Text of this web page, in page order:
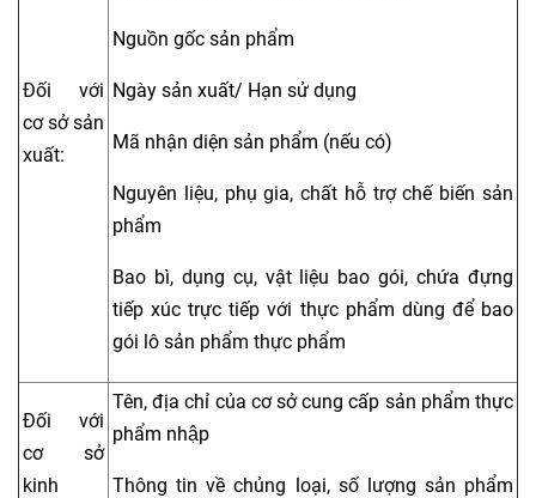
Đối với
cơ sở sản
xuất:
Nguồn gốc sản phẩm
Ngày sản xuất/ Hạn sử dụng
Mã nhận diện sản phẩm (nếu có)
Nguyên liệu, phụ gia, chất hỗ trợ chế biến sản
phẩm
Bao bì, dụng cụ, vật liệu bao gói, chứa đựng
tiếp xúc trực tiếp với thực phẩm dùng để bao
gói lô sản phẩm thực phẩm
Đối với
cơ sở
kinh
Tên, địa chỉ của cơ sở cung cấp sản phẩm thực
phẩm nhập
Thông tin về chủng loại, số lượng sản phẩm